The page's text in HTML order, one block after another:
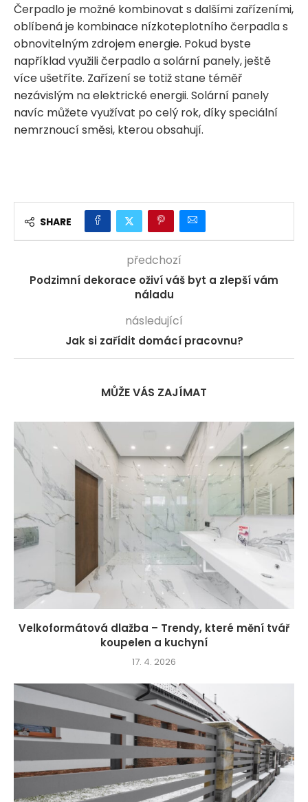
Čerpadlo je možné kombinovat s dalšími zařízeními,
oblíbená je kombinace nízkoteplotního čerpadla s
obnovitelným zdrojem energie. Pokud byste
například využili čerpadlo a solární panely, ještě
více ušetříte. Zařízení se totiž stane téměř
nezávislým na elektrické energii. Solární panely
navíc můžete využívat po celý rok, díky speciální
nemrznoucí směsi, kterou obsahují.
SHARE
předchozí
Podzimní dekorace oživí váš byt a zlepší vám
náladu
následující
Jak si zařídit domácí pracovnu?
MŮŽE VÁS ZAJÍMAT
Velkoformátová dlažba – Trendy, které mění tvář
koupelen a kuchyní
17. 4. 2026